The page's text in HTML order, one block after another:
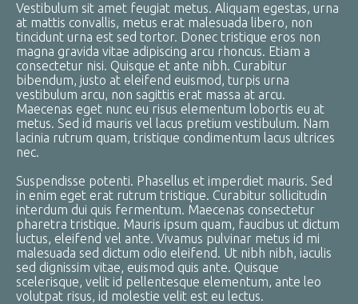
Vestibulum sit amet feugiat metus. Aliquam egestas, urna
at mattis convallis, metus erat malesuada libero, non
tincidunt urna est sed tortor. Donec tristique eros non
magna gravida vitae adipiscing arcu rhoncus. Etiam a
consectetur nisi. Quisque et ante nibh. Curabitur
bibendum, justo at eleifend euismod, turpis urna
vestibulum arcu, non sagittis erat massa at arcu.
Maecenas eget nunc eu risus elementum lobortis eu at
metus. Sed id mauris vel lacus pretium vestibulum. Nam
lacinia rutrum quam, tristique condimentum lacus ultrices
nec.
Suspendisse potenti. Phasellus et imperdiet mauris. Sed
in enim eget erat rutrum tristique. Curabitur sollicitudin
interdum dui quis fermentum. Maecenas consectetur
pharetra tristique. Mauris ipsum quam, faucibus ut dictum
luctus, eleifend vel ante. Vivamus pulvinar metus id mi
malesuada sed dictum odio eleifend. Ut nibh nibh, iaculis
sed dignissim vitae, euismod quis ante. Quisque
scelerisque, velit id pellentesque elementum, ante leo
volutpat risus, id molestie velit est eu lectus.